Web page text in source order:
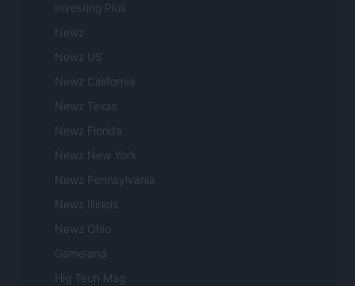
Investing Plus
Newz
Newz US
Newz California
Newz Texas
Newz Florida
Newz New York
Newz Pennsylvania
Newz Illinois
Newz Ohio
Gameland
Hig Tech Mag